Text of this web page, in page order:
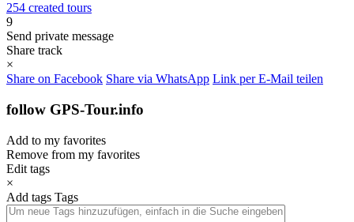
254 created tours
9
Send private message
Share track
×
Share on Facebook Share via WhatsApp Link per E-Mail teilen
follow GPS-Tour.info
Add to my favorites
Remove from my favorites
Edit tags
×
Add tags Tags